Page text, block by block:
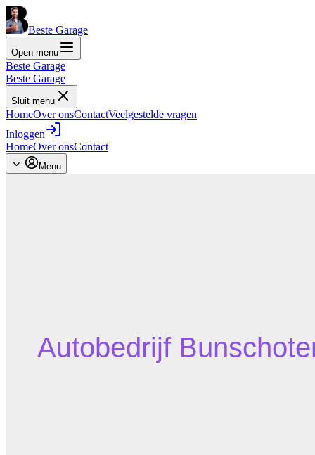
Beste Garage
Open menu
Beste Garage
Beste Garage
Sluit menu
HomeOver onsContactVeelgestelde vragen
Inloggen
HomeOver onsContact
Menu